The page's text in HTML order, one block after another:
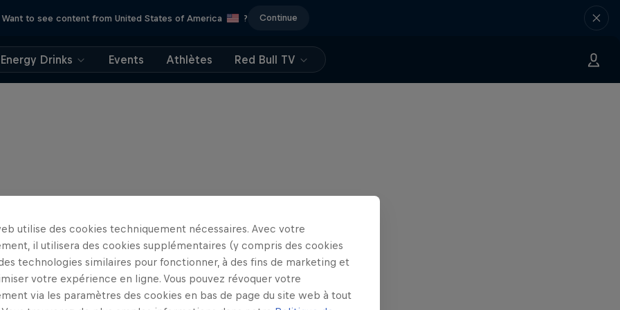
Want to see content from United States of America ? Continue
Energy Drinks Events Athlètes Red Bull TV
utilise des cookies techniquement nécessaires. Avec votre
il utilisera des cookies supplémentaires (y compris des cookies
technologies similaires pour fonctionner, à des fins de marketing et
votre expérience en ligne. Vous pouvez révoquer votre
via les paramètres des cookies en bas de page du site web à tout